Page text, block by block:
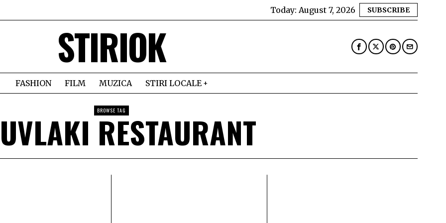
Today: August 7, 2026 SUBSCRIBE
STIRIOK
FASHION FILM MUZICA STIRI LOCALE
BROWSE TAG
RESTAURANT